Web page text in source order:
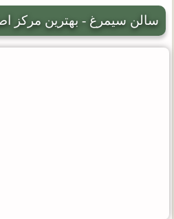
سالن سیمرغ - بهترین مرکز